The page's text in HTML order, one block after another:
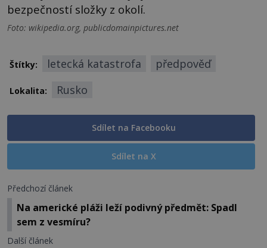
bezpečností složky z okolí.
Foto: wikipedia.org, publicdomainpictures.net
Štítky: letecká katastrofa předpověď
Lokalita: Rusko
Sdílet na Facebooku
Sdílet na X
Předchozí článek
Na americké pláži leží podivný předmět: Spadl
sem z vesmíru?
Další článek